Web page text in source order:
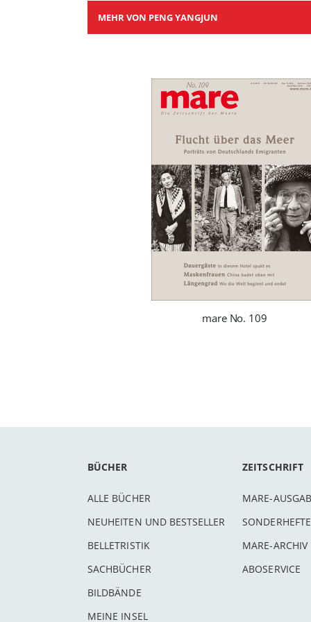
MEHR VON PENG YANGJUN
mare No. 109
BÜCHER
ALLE BÜCHER
NEUHEITEN UND BESTSELLER
BELLETRISTIK
SACHBÜCHER
BILDBÄNDE
MEINE INSEL
ZEITSCHRIFT
MARE-
SONDERHEFTE
MARE-ARCHIV
ABOSERVICE